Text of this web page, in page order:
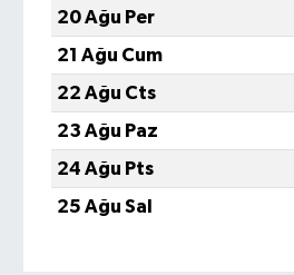
20 Ağu Per
21 Ağu Cum
22 Ağu Cts
23 Ağu Paz
24 Ağu Pts
25 Ağu Sal